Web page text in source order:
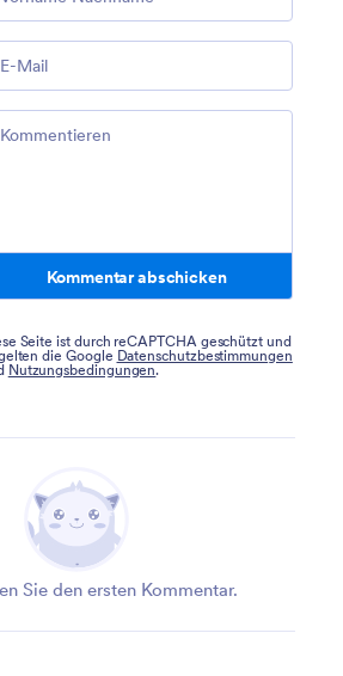
Kommentar abschicken
Seite ist durch reCAPTCHA geschützt und
die Google Datenschutzbestimmungen
Nutzungsbedingungen.
Sie den ersten Kommentar.